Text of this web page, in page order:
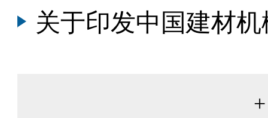
关于印发中国建材机械工业协会第八届